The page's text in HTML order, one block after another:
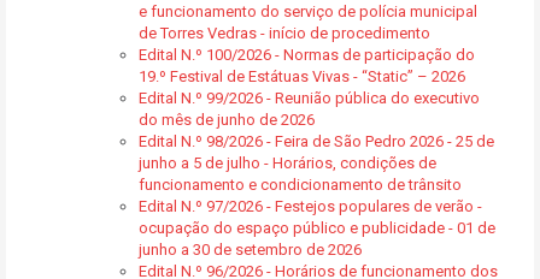
e funcionamento do serviço de polícia municipal
de Torres Vedras - início de procedimento
Edital N.º 100/2026 - Normas de participação do
19.º Festival de Estátuas Vivas - “Static” – 2026
Edital N.º 99/2026 - Reunião pública do executivo
do mês de junho de 2026
Edital N.º 98/2026 - Feira de São Pedro 2026 - 25 de
junho a 5 de julho - Horários, condições de
funcionamento e condicionamento de trânsito
Edital N.º 97/2026 - Festejos populares de verão -
ocupação do espaço público e publicidade - 01 de
junho a 30 de setembro de 2026
Edital N.º 96/2026 - Horários de funcionamento dos